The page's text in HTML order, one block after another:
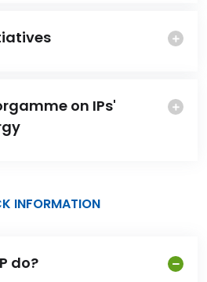
on IPs'
INFORMATION
do?